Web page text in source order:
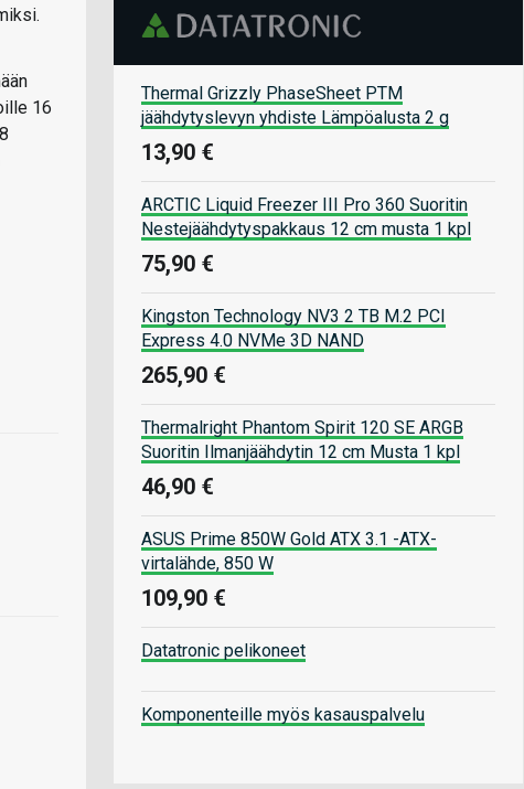
16
Thermal Grizzly PhaseSheet PTM
jäähdytyslevyn yhdiste Lämpöalusta 2 g
13,90 €
ARCTIC Liquid Freezer III Pro 360 Suoritin
Nestejäähdytyspakkaus 12 cm musta 1 kpl
75,90 €
Kingston Technology NV3 2 TB M.2 PCI
Express 4.0 NVMe 3D NAND
265,90 €
Thermalright Phantom Spirit 120 SE ARGB
Suoritin Ilmanjäähdytin 12 cm Musta 1 kpl
46,90 €
ASUS Prime 850W Gold ATX 3.1 -ATX-
virtalähde, 850 W
109,90 €
Datatronic pelikoneet
Komponenteille myös kasauspalvelu